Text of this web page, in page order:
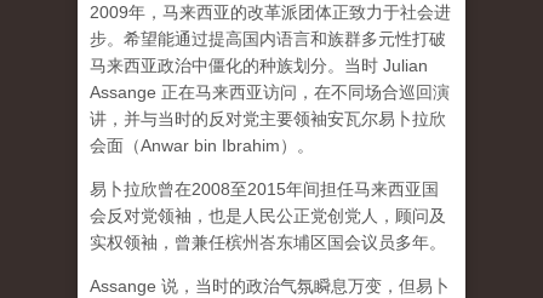
2009年，马来西亚的改革派团体正致力于社会进
步。希望能通过提高国内语言和族群多元性打破
马来西亚政治中僵化的种族划分。当时 Julian
Assange 正在马来西亚访问，在不同场合巡回演
讲，并与当时的反对党主要领袖安瓦尔易卜拉欣
会面（Anwar bin Ibrahim）。
易卜拉欣曾在2008至2015年间担任马来西亚国
会反对党领袖，也是人民公正党创党人，顾问及
实权领袖，曾兼任槟州峇东埔区国会议员多年。
Assange 说，当时的政治气氛瞬息万变，但易卜